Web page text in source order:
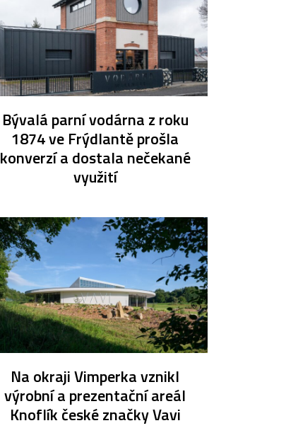
Bývalá parní vodárna z roku
1874 ve Frýdlantě prošla
konverzí a dostala nečekané
využití
Na okraji Vimperka vznikl
výrobní a prezentační areál
Knoflík české značky Vavi